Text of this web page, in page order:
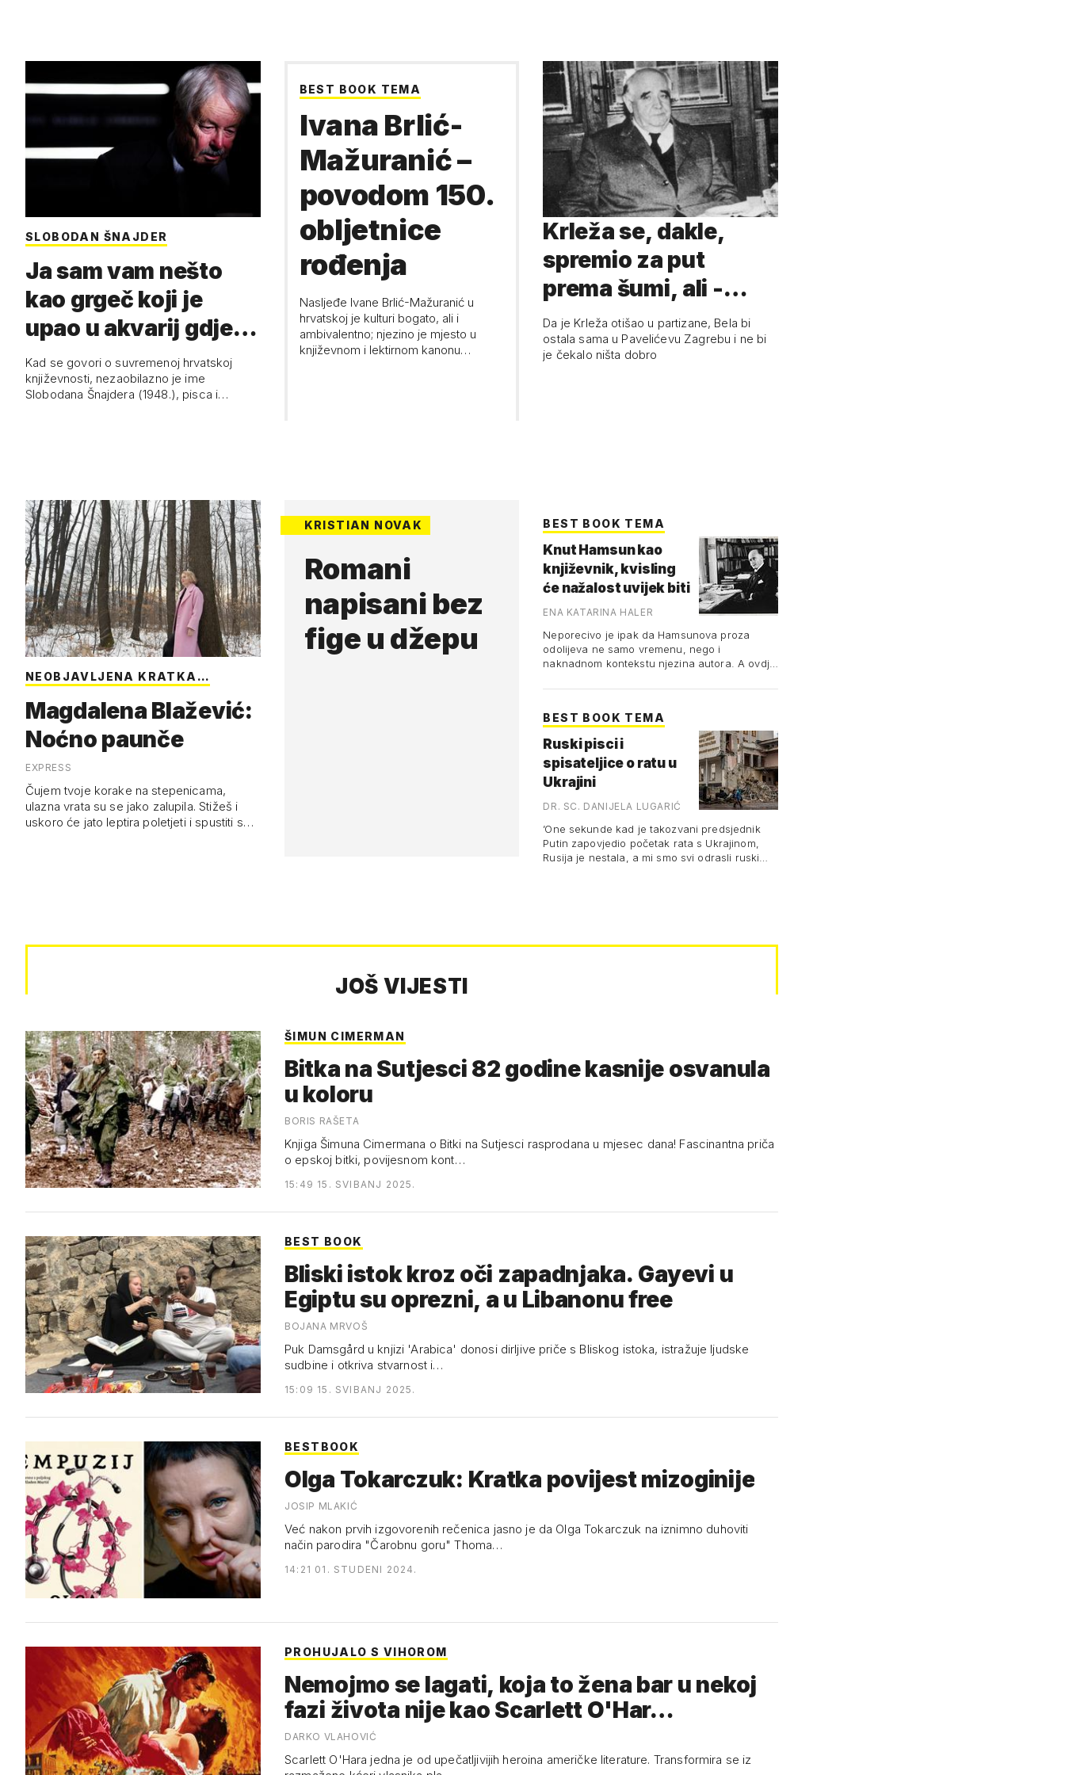
SLOBODAN ŠNAJDER
Ja sam vam nešto
kao grgeč koji je
upao u akvarij gdje
plivaju književne
ribice
Kad se govori o suvremenoj hrvatskoj
književnosti, nezaobilazno je ime
Slobodana Šnajdera (1948.), pisca i
BEST BOOK TEMA
Ivana Brlić-
Mažuranić –
povodom 150.
obljetnice
rođenja
Nasljeđe Ivane Brlić-Mažuranić u
hrvatskoj je kulturi bogato, ali i
ambivalentno; njezino je mjesto u
književnom i lektirnom kanonu
Krleža se, dakle,
spremio za put
prema šumi, ali -
kako znamo - na
njega nije k…
Da je Krleža otišao u partizane, Bela bi
ostala sama u Pavelićevu Zagrebu i ne bi
je čekalo ništa dobro
NEOBJAVLJENA KRATKA…
Magdalena Blažević:
Noćno paunče
EXPRESS
Čujem tvoje korake na stepenicama,
ulazna vrata su se jako zalupila. Stižeš i
uskoro će jato leptira poletjeti i spustiti se
KRISTIAN NOVAK
Romani
napisani bez
fige u džepu
BEST BOOK TEMA
Knut Hamsun kao
književnik, kvisling
će nažalost uvijek biti
tu u prikrajku...
ENA KATARINA HALER
Neporecivo je ipak da Hamsunova proza
odolijeva ne samo vremenu, nego i
naknadnom kontekstu njezina autora. A ovdje
BEST BOOK TEMA
Ruski pisci i
spisateljice o ratu u
Ukrajini
DR. SC. DANIJELA LUGARIĆ
VUKAS
’One sekunde kad je takozvani predsjednik
Putin zapovjedio početak rata s Ukrajinom,
Rusija je nestala, a mi smo svi odrasli ruski
JOŠ VIJESTI
ŠIMUN CIMERMAN
Bitka na Sutjesci 82 godine kasnije osvanula
u koloru
BORIS RAŠETA
Knjiga Šimuna Cimermana o Bitki na Sutjesci rasprodana u mjesec dana! Fascinantna priča
o epskoj bitki, povijesnom kont…
15:49 15. SVIBANJ 2025.
BEST BOOK
Bliski istok kroz oči zapadnjaka. Gayevi u
Egiptu su oprezni, a u Libanonu free
BOJANA MRVOŠ
Puk Damsgård u knjizi 'Arabica' donosi dirljive priče s Bliskog istoka, istražuje ljudske
sudbine i otkriva stvarnost i…
15:09 15. SVIBANJ 2025.
BESTBOOK
Olga Tokarczuk: Kratka povijest mizoginije
JOSIP MLAKIĆ
Već nakon prvih izgovorenih rečenica jasno je da Olga Tokarczuk na iznimno duhoviti
način parodira "Čarobnu goru" Thoma…
14:21 01. STUDENI 2024.
PROHUJALO S VIHOROM
Nemojmo se lagati, koja to žena bar u nekoj
fazi života nije kao Scarlett O'Har…
DARKO VLAHOVIĆ
Scarlett O'Hara jedna je od upečatljivijih heroina američke literature. Transformira se iz